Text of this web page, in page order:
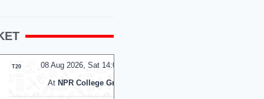
2026, Sat 14:00 GMT LIVE
College Ground